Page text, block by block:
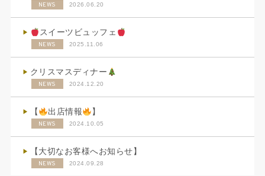
NEWS 2026.06.20
スイーツビュッフェ
NEWS 2025.11.06
クリスマスディナー
NEWS 2024.12.20
【 出店情報 】
NEWS 2024.10.05
【大切なお客様へお知らせ】
NEWS 2024.09.28